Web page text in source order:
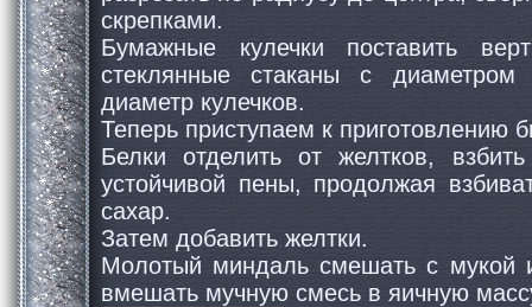
скрепками.
Бумажные кулечки поставить
стеклянные стаканы с
диаметр кулечков.
Теперь приступаем к приготовлению
Белки отделить от желтков,
устойчивой пены, продолжая
сахар.
Затем добавить желтки.
Молотый миндаль смешать с мукой
вмешать мучную смесь в яичную